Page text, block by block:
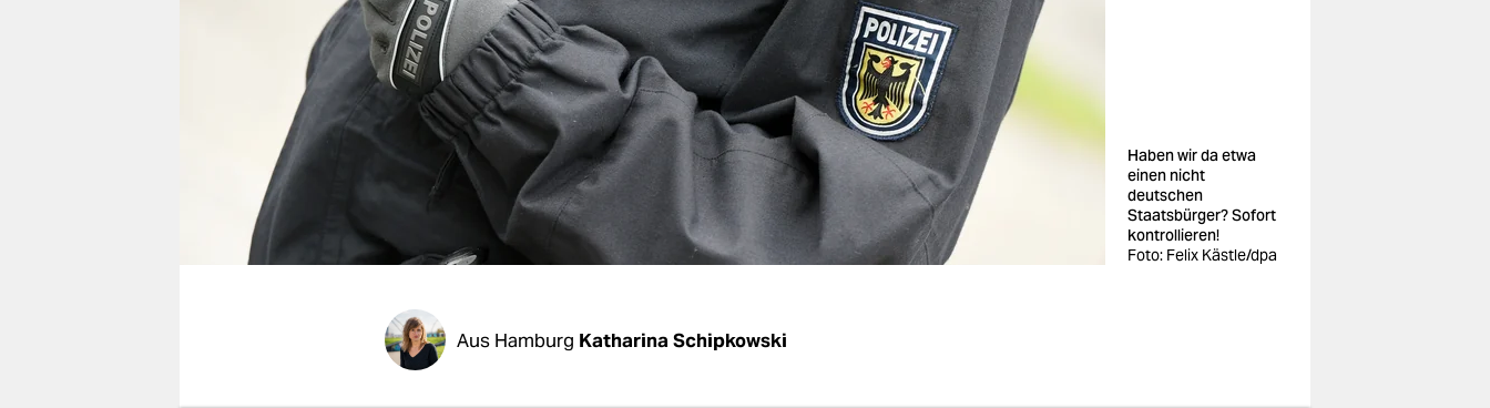
veranstaltungen
fragen & hilfe
unterstützen
genossenschaft
Haben wir da etwa
einen nicht
deutschen
Staatsbürger? Sofort
kontrollieren!
Foto: Felix Kästle/dpa
Aus Hamburg Katharina Schipkowski